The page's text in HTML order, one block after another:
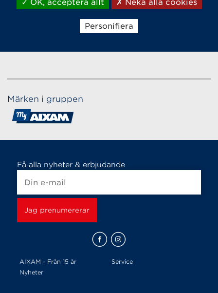
Märken i gruppen
Få alla nyheter & erbjudande
AIXAM - Från 15 år
Service
Nyheter
OK, acceptera allt Neka alla cookies
Personifiera